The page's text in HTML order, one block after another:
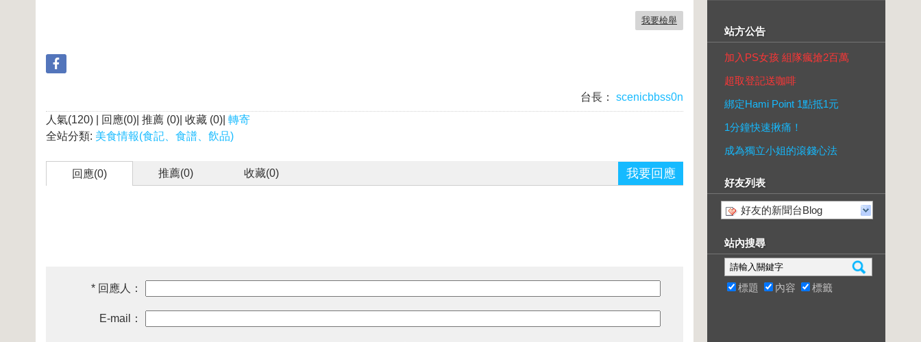
我要檢舉
台長：
scenicbbss0n
人氣(120) | 回應(0)| 推薦 (0)| 收藏 (0)| 轉寄
全站分類: 美食情報(食記、食譜、飲品)
回應(0) 推薦(0) 收藏(0) 我要回應
* 回應人：
E-mail：
站方公告
加入PS女孩 組隊瘋搶2百萬
超取登記送咖啡
綁定Hami Point 1點抵1元
1分鐘快速揪痛！
成為獨立小姐的滾錢心法
好友列表
好友的新聞台Blog
站內搜尋
標題 內容 標籤